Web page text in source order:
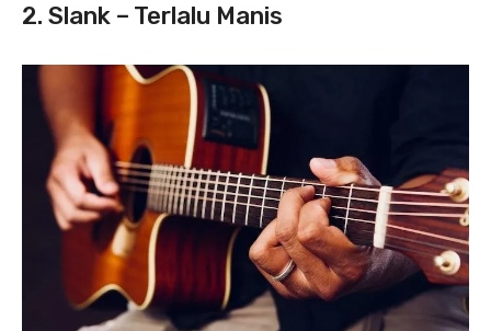
2. Slank – Terlalu Manis